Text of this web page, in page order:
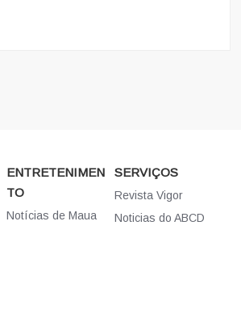
ENTRETENIMEN
TO
Notícias de Maua
SERVIÇOS
Revista Vigor
Noticias do ABCD